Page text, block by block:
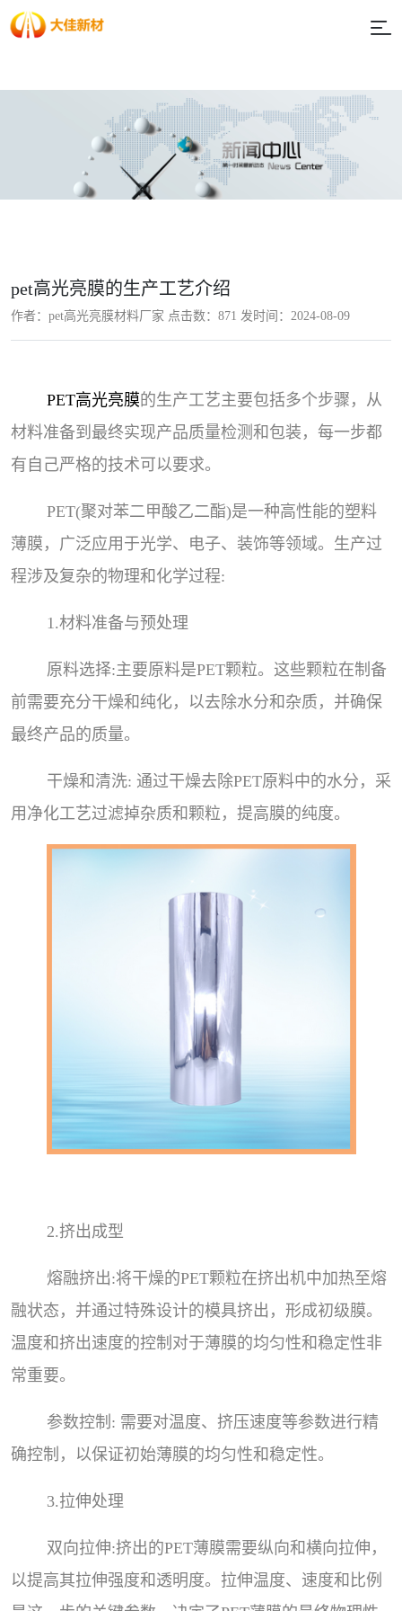
pet高光亮膜的生产工艺介绍
作者：pet高光亮膜材料厂家 点击数： 871 发时间：2024-08-09
PET高光亮膜的生产工艺主要包括多个步骤，从
材料准备到最终实现产品质量检测和包装，每一步都
有自己严格的技术可以要求。
PET(聚对苯二甲酸乙二酯)是一种高性能的塑料
薄膜，广泛应用于光学、电子、装饰等领域。生产过
程涉及复杂的物理和化学过程:
1.材料准备与预处理
原料选择:主要原料是PET颗粒。这些颗粒在制备
前需要充分干燥和纯化，以去除水分和杂质，并确保
最终产品的质量。
干燥和清洗: 通过干燥去除PET原料中的水分，采
用净化工艺过滤掉杂质和颗粒，提高膜的纯度。
2.挤出成型
熔融挤出:将干燥的PET颗粒在挤出机中加热至熔
融状态，并通过特殊设计的模具挤出，形成初级膜。
温度和挤出速度的控制对于薄膜的均匀性和稳定性非
常重要。
参数控制: 需要对温度、挤压速度等参数进行精
确控制，以保证初始薄膜的均匀性和稳定性。
3.拉伸处理
双向拉伸:挤出的PET薄膜需要纵向和横向拉伸，
以提高其拉伸强度和透明度。拉伸温度、速度和比例